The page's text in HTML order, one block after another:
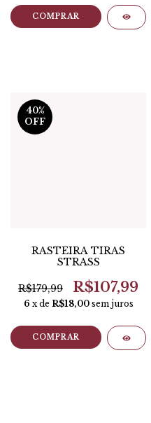
COMPRAR
40%
OFF
RASTEIRA TIRAS
STRASS
R$179,99 R$107,99
6 x de R$18,00 sem juros
COMPRAR